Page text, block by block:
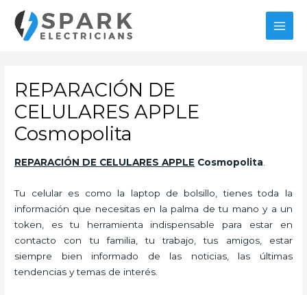
contenido
REPARACIÓN DE
CELULARES APPLE
Cosmopolita
REPARACIÓN DE CELULARES APPLE Cosmopolita
Tu celular es como la laptop de bolsillo, tienes toda la
información que necesitas en la palma de tu mano y a un
token, es tu herramienta indispensable para estar en
contacto con tu familia, tu trabajo, tus amigos, estar
siempre bien informado de las noticias, las últimas
tendencias y temas de interés.